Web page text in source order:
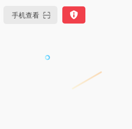
手机查看